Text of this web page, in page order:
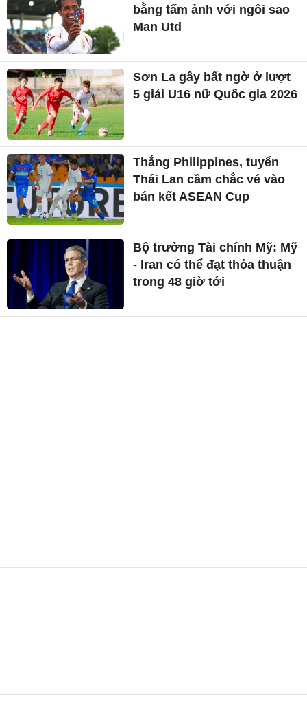
bằng tấm ảnh với ngôi sao
Man Utd
Sơn La gây bất ngờ ở lượt
5 giải U16 nữ Quốc gia 2026
Thắng Philippines, tuyển
Thái Lan cầm chắc vé vào
bán kết ASEAN Cup
Bộ trưởng Tài chính Mỹ: Mỹ
- Iran có thể đạt thỏa thuận
trong 48 giờ tới